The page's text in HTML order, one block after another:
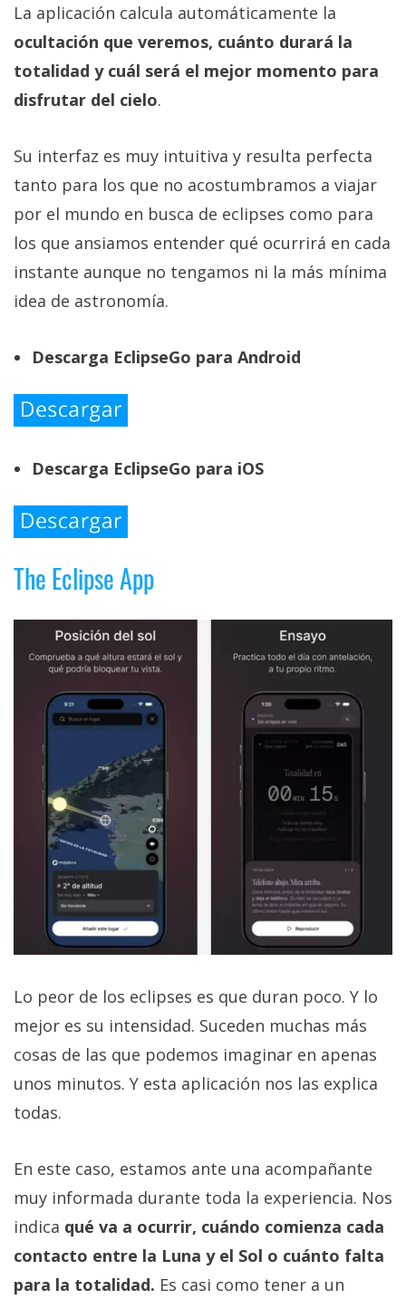
La aplicación calcula automáticamente la
ocultación que veremos, cuánto durará la
totalidad y cuál será el mejor momento para
disfrutar del cielo.
Su interfaz es muy intuitiva y resulta perfecta
tanto para los que no acostumbramos a viajar
por el mundo en busca de eclipses como para
los que ansiamos entender qué ocurrirá en cada
instante aunque no tengamos ni la más mínima
idea de astronomía.
Descarga EclipseGo para Android
Descarga EclipseGo para iOS
The Eclipse App
Lo peor de los eclipses es que duran poco. Y lo
mejor es su intensidad. Suceden muchas más
cosas de las que podemos imaginar en apenas
unos minutos. Y esta aplicación nos las explica
todas.
En este caso, estamos ante una acompañante
muy informada durante toda la experiencia. Nos
indica qué va a ocurrir, cuándo comienza cada
contacto entre la Luna y el Sol o cuánto falta
para la totalidad. Es casi como tener a un